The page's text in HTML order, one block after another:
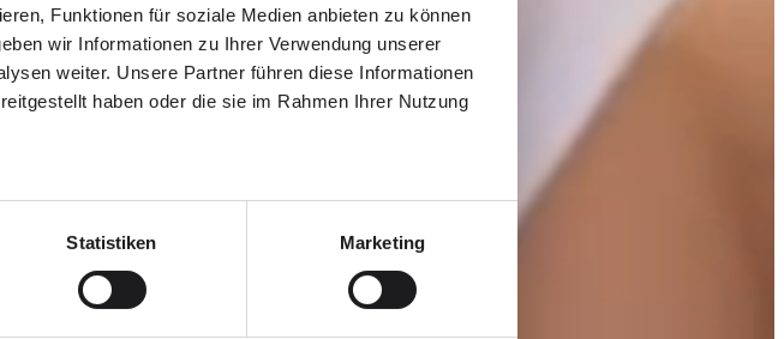
Funktionen für soziale Medien anbieten zu können
wir Informationen zu Ihrer Verwendung unserer
weiter. Unsere Partner führen diese Informationen
haben oder die sie im Rahmen Ihrer Nutzung
Statistiken Marketing